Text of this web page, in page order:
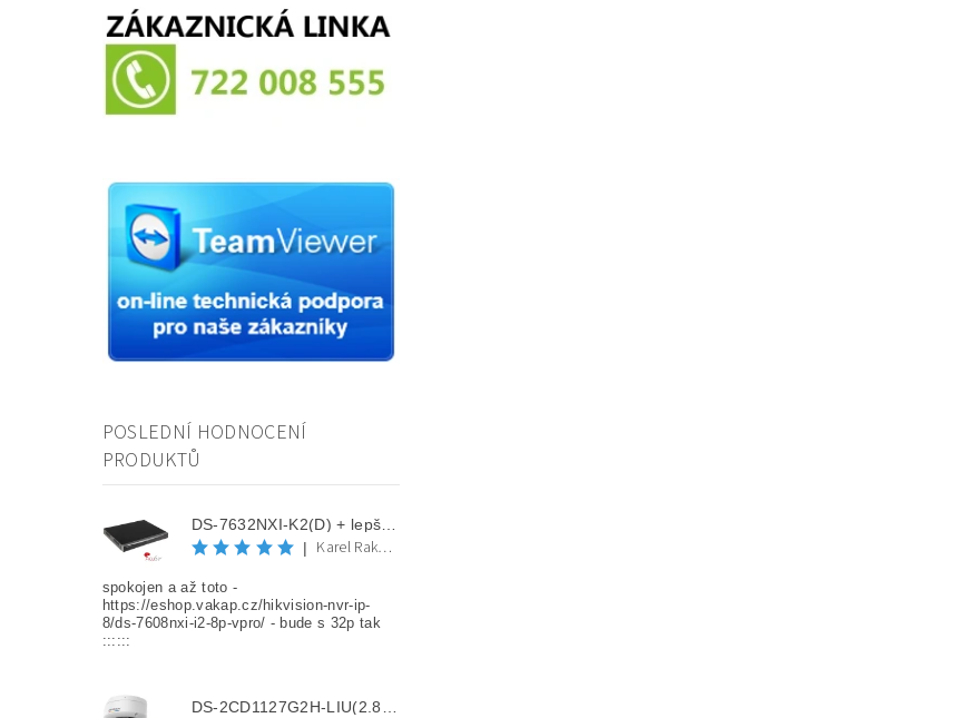
POSLEDNÍ HODNOCENÍ
PRODUKTŮ
|
Karel Rakovec
spokojen a až toto -
https://eshop.vakap.cz/hikvision-nvr-ip-
8/ds-7608nxi-i2-8p-vpro/ - bude s 32p tak
::::::